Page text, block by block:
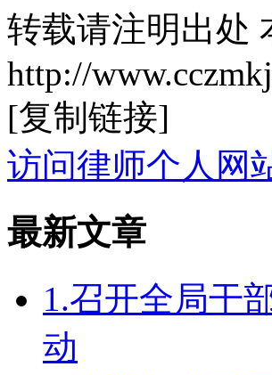
转载请注明出处
http://
[复制链接]
访问律师个人网
最新文章
1.召开全局干
动